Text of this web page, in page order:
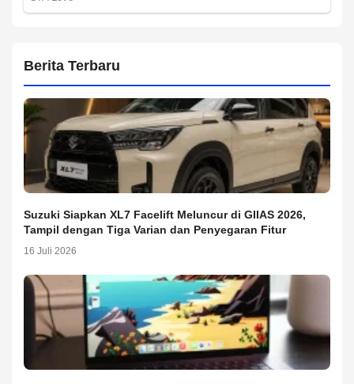
Berita Terbaru
Suzuki Siapkan XL7 Facelift Meluncur di GIIAS 2026,
Tampil dengan Tiga Varian dan Penyegaran Fitur
16 Juli 2026